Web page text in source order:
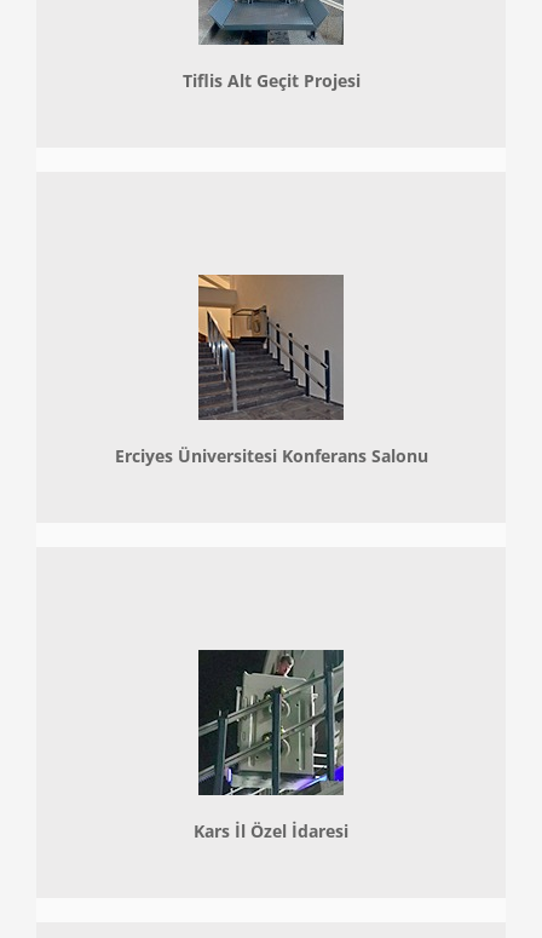
Tiflis Alt Geçit Projesi
Erciyes Üniversitesi Konferans Salonu
Kars İl Özel İdaresi